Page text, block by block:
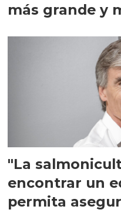
más grande y
"La
encontrar un
permita